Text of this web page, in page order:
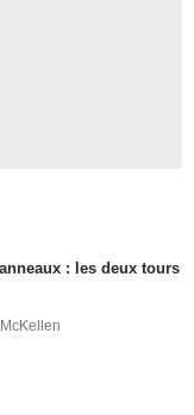
: les deux tours